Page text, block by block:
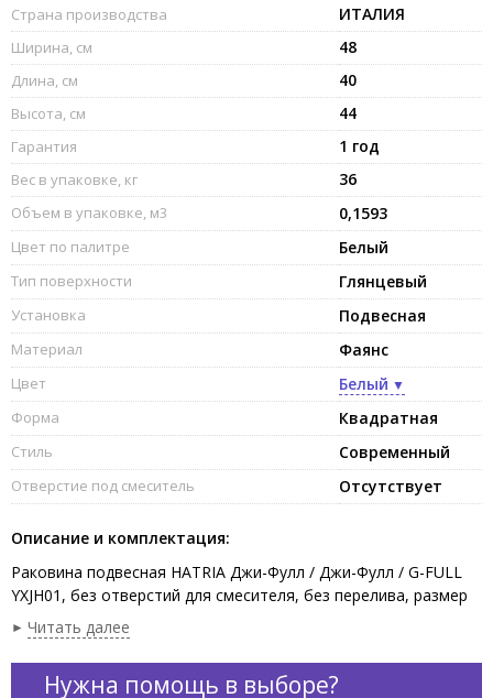
Страна производства ИТАЛИЯ
Ширина, см 48
Длина, см 40
Высота, см 44
Гарантия 1 год
Вес в упаковке, кг 36
Объем в упаковке, м3 0,1593
Цвет по палитре Белый
Тип поверхности Глянцевый
Установка Подвесная
Материал Фаянс
Цвет Белый
Форма Квадратная
Стиль Современный
Отверстие под смеситель Отсутствует
Описание и комплектация:
Раковина подвесная HATRIA Джи-Фулл / Джи-Фулл / G-FULL
YXJH01, без отверстий для смесителя, без перелива, размер
40х48х44 см, цвет белый. Крепления, донный клапан и сифон
приобретаются отдельно.
Читать далее
Нужна помощь в выборе?